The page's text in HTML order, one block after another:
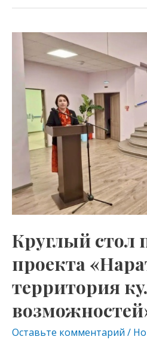
n
o
kl
as
s
ni
ki
e
gr
a
m
er at
s
A
p
Круглый стол
проекта
территория
Оставьте комментарий /
Круглый
стол
итогам
проекта
«Нарата
территория
культурных
возможностей»